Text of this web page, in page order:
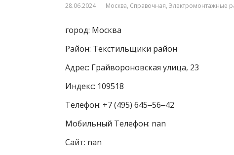
28.06.2024 Москва, Справочная, Электромонтажные
город: Москва
Район: Текстильщики район
Адрес: Грайвороновская улица, 23
Индекс: 109518
Телефон: +7 (495) 645‒56‒42
Мобильный Телефон: nan
Сайт: nan